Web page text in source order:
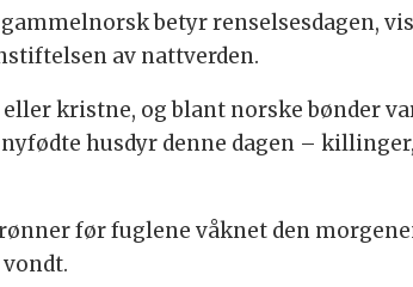
betyr renselsesdagen,
av nattverden.
kristne, og blant norske bønder
husdyr denne dagen –
før fuglene våknet den